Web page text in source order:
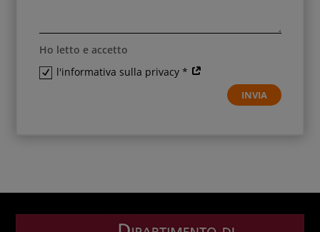
Ho letto e accetto
l'informativa sulla privacy *
INVIA